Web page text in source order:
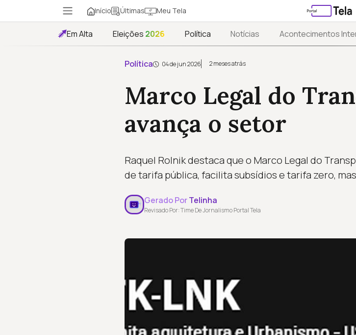
Início Últimas Meu Tela
Em Alta Eleições 2026 Política Notícias Acontecimentos
Política 04 de jun 2026 2 meses atrás
Marco Legal do
avança o setor
Raquel Rolnik destaca que o Marco Legal do
de tarifa pública, facilita subsídios e tarifa zero,
Gerado PorTelinha
Revisado Por: Time De Jornalismo Portal Tela